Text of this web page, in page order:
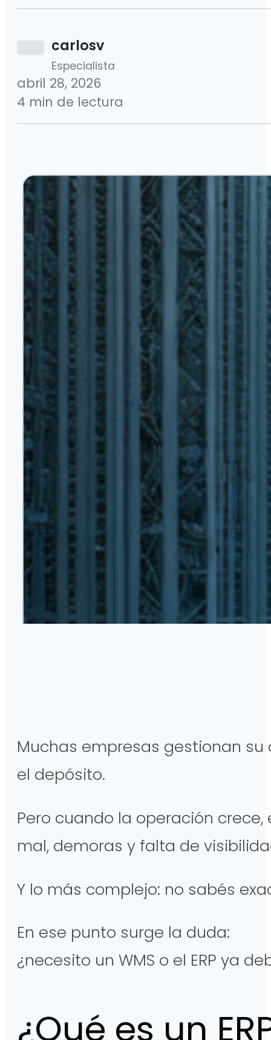
carlosv
Especialista
abril 28, 2026
4 min de lectura
Muchas empresas gestionan su
el depósito.
Pero cuando la operación
mal, demoras y falta de
Y lo más complejo: no sabés
En ese punto surge la duda:
¿necesito un WMS o el ERP ya
¿Qué es un